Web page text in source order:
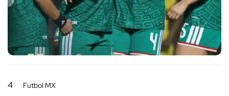
4 Futbol MX